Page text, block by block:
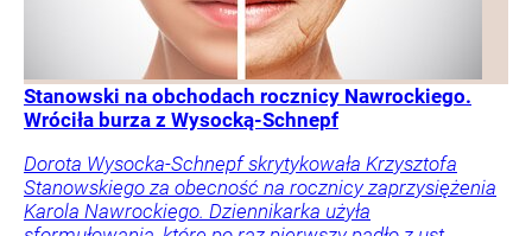
Stanowski na obchodach rocznicy Nawrockiego.
Wróciła burza z Wysocką-Schnepf
Dorota Wysocka-Schnepf skrytykowała Krzysztofa
Stanowskiego za obecność na rocznicy zaprzysiężenia
Karola Nawrockiego. Dziennikarka użyła